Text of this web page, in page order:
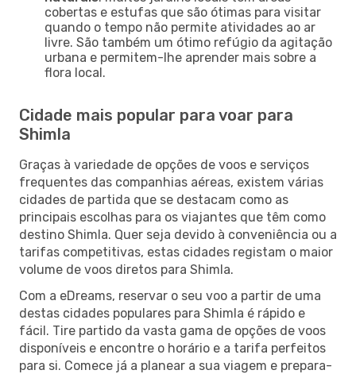
cobertas e estufas que são ótimas para visitar
quando o tempo não permite atividades ao ar
livre. São também um ótimo refúgio da agitação
urbana e permitem-lhe aprender mais sobre a
flora local.
Cidade mais popular para voar para
Shimla
Graças à variedade de opções de voos e serviços
frequentes das companhias aéreas, existem várias
cidades de partida que se destacam como as
principais escolhas para os viajantes que têm como
destino Shimla. Quer seja devido à conveniência ou a
tarifas competitivas, estas cidades registam o maior
volume de voos diretos para Shimla.
Com a eDreams, reservar o seu voo a partir de uma
destas cidades populares para Shimla é rápido e
fácil. Tire partido da vasta gama de opções de voos
disponíveis e encontre o horário e a tarifa perfeitos
para si. Comece já a planear a sua viagem e prepara-